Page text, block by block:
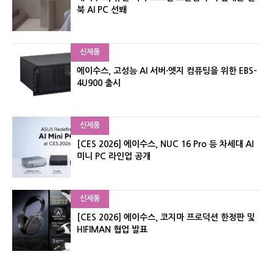
북 AI PC 선봬
신제품
에이수스, 고성능 AI 서버·엣지 컴퓨팅을 위한 EBS-
4U900 출시
신제품
[CES 2026] 에이수스, NUC 16 Pro 등 차세대 AI
미니 PC 라인업 공개
신제품
[CES 2026] 에이수스, 코지마 프로덕션 한정판 및
HIFIMAN 협업 발표